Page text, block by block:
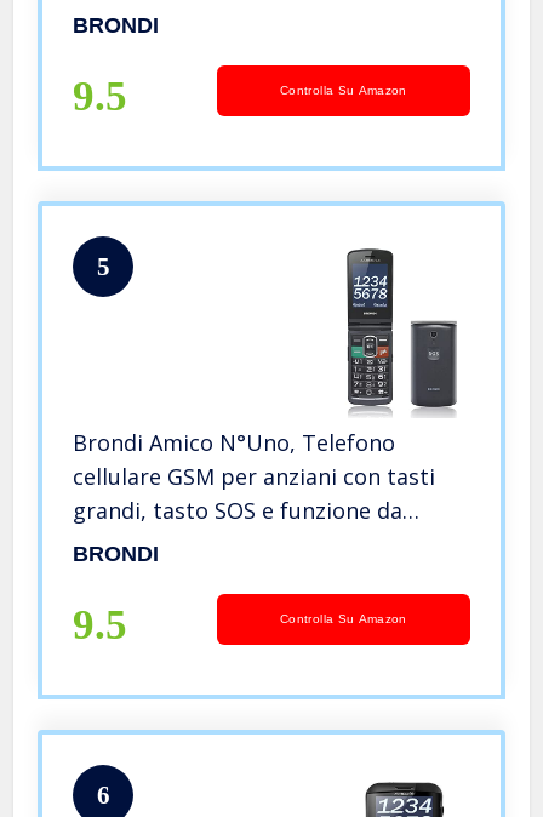
SOS, Controllo Remoto, Volume Alto,
BRONDI
9.5 Controlla Su Amazon
5
Brondi Amico N°Uno, Telefono
cellulare GSM per anziani con tasti
grandi, tasto SOS e funzione da
remoto, dual SIM, volume alto,
BRONDI
9.5 Controlla Su Amazon
6